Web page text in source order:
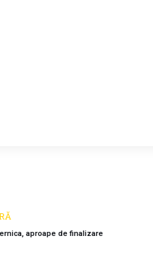
aproape de finalizare